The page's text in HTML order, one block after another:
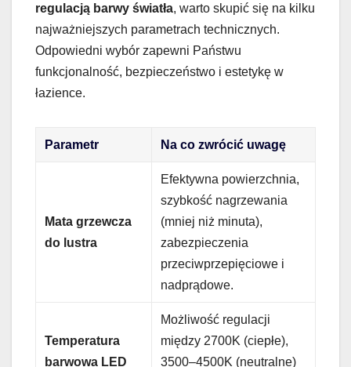
regulacją barwy światła, warto skupić się na kilku
najważniejszych parametrach technicznych.
Odpowiedni wybór zapewni Państwu
funkcjonalność, bezpieczeństwo i estetykę w
łazience.
Parametr Na co zwrócić uwagę
Mata grzewcza
do lustra
Efektywna powierzchnia,
szybkość nagrzewania
(mniej niż minuta),
zabezpieczenia
przeciwprzepięciowe i
nadprądowe.
Temperatura
barwowa LED
Możliwość regulacji
między 2700K (ciepłe),
3500–4500K (neutralne)